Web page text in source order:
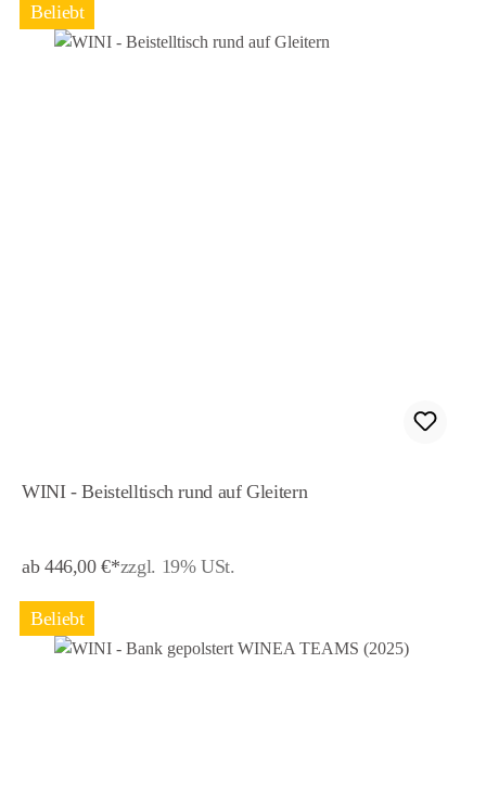
Beliebt
WINI - Beistelltisch rund auf Gleitern
ab 446,00 €*zzgl. 19% USt.
Beliebt